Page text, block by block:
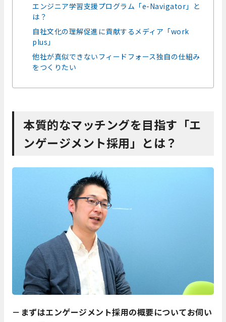
エンジニア学習支援プログラム「e-Navigator」と
は？
自社文化の理解促進に貢献するメディア「work
plus」
他社が真似できないフィードフォース独自の仕組み
をつくりたい
本質的なマッチングを目指す「エ
ンゲージメント採用」とは？
－まずはエンゲージメント採用の概要についてお伺い